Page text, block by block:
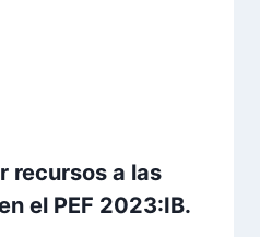
recursos a las
el PEF 2023:IB.